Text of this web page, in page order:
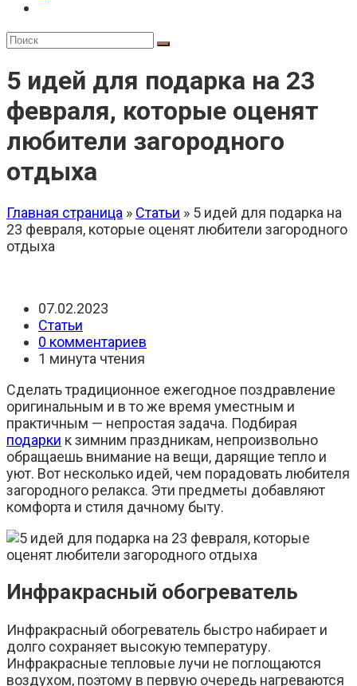
5 идей для подарка на 23
февраля, которые оценят
любители загородного
отдыха
Главная страница » Статьи » 5 идей для подарка на
23 февраля, которые оценят любители загородного
отдыха
Запись
опубликована:
07.02.2023
Рубрика
записи:
Статьи
Комментарии
к
0 комментариев
Время
1 минута чтения
Сделать традиционное ежегодное поздравление
оригинальным и в то же время уместным и
практичным — непростая задача. Подбирая
подарки к зимним праздникам, непроизвольно
обращаешь внимание на вещи, дарящие тепло и
уют. Вот несколько идей, чем порадовать любителя
загородного релакса. Эти предметы добавляют
комфорта и стиля дачному быту.
Инфракрасный обогреватель
Инфракрасный обогреватель быстро набирает и
долго сохраняет высокую температуру.
Инфракрасные тепловые лучи не поглощаются
воздухом, поэтому в первую очередь нагреваются